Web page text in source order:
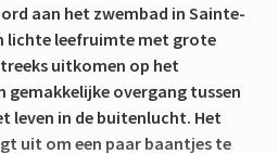
aan het zwembad in Sainte-
lichte leefruimte met grote
uitkomen op het
gemakkelijke overgang tussen
leven in de buitenlucht. Het
uit om een paar baantjes te